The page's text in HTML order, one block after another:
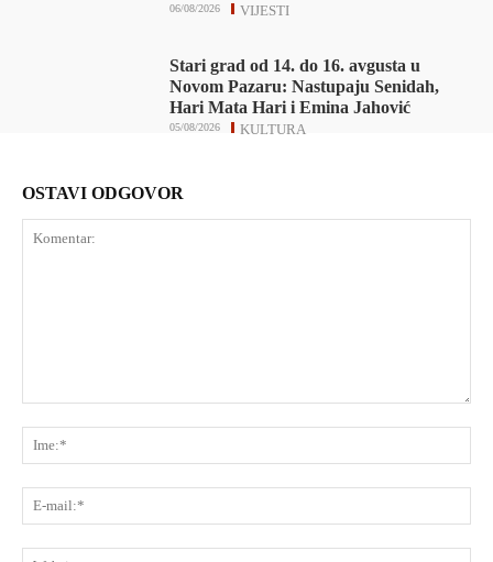
VIJESTI
06/08/2026
Stari grad od 14. do 16. avgusta u
Novom Pazaru: Nastupaju Senidah,
Hari Mata Hari i Emina Jahović
KULTURA
05/08/2026
OSTAVI ODGOVOR